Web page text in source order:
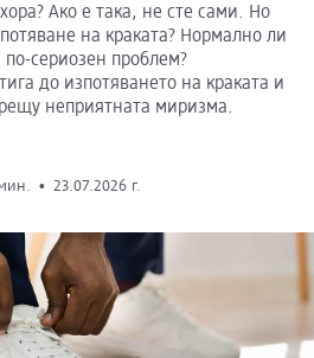
Ако е така, не сте сами. Но
на краката? Нормално ли
сериозен проблем?
до изпотяването на краката и
неприятната миризма.
• 23.07.2026 г.